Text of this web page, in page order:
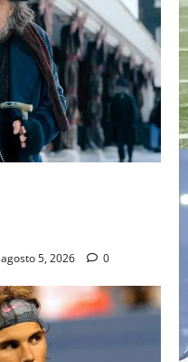
agosto 5, 2026 0